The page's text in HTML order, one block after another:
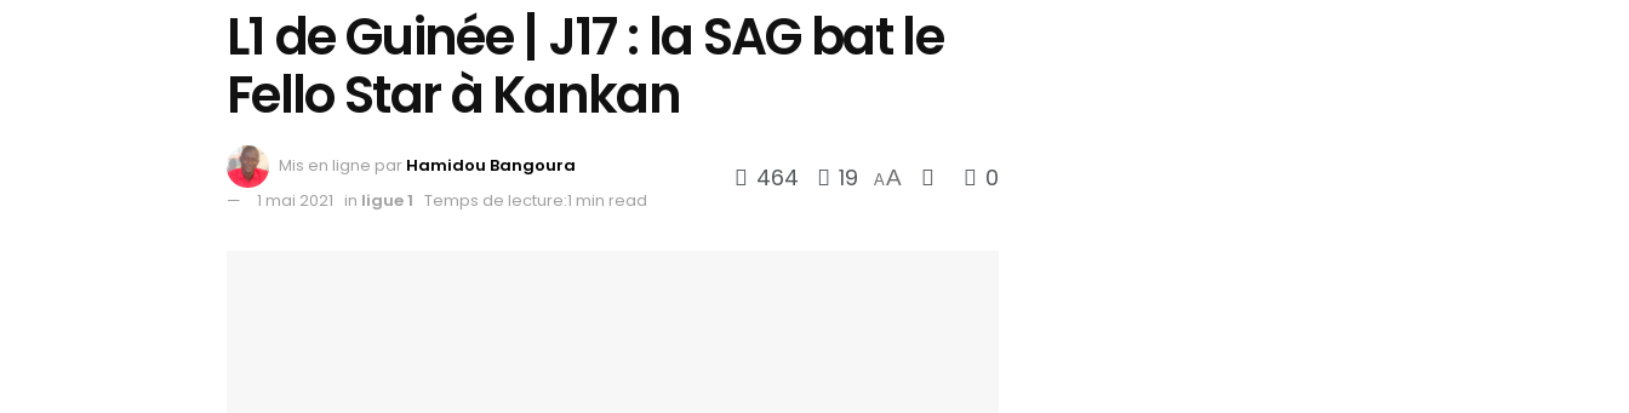
L1 de Guinée | J17 : la SAG bat le
Fello Star à Kankan
Mis en ligne par Hamidou Bangoura
1 mai 2021 in ligue 1 Temps de lecture:1 min read
464 19 AA 0